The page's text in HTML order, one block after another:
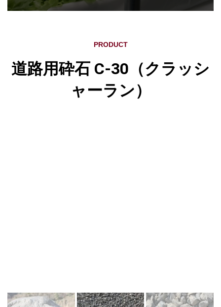
PRODUCT
道路用砕石 C-30（クラッシ
ャーラン）